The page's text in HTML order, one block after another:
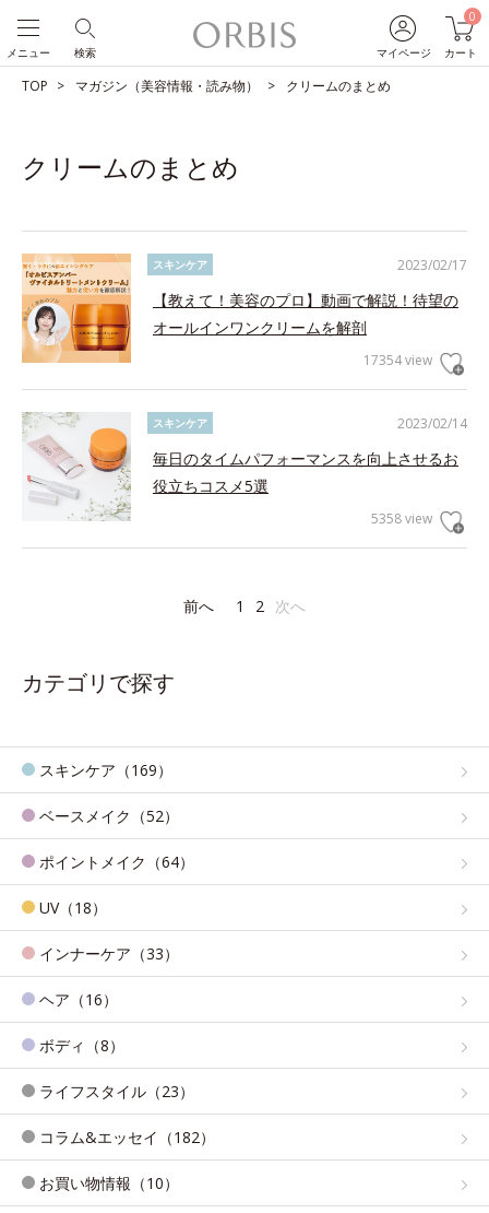
マイページ
0
カート
検索
メニュー
TOP マガジン（美容情報・読み物） クリームのまとめ
クリームのまとめ
2023/02/17
スキンケア
【教えて！美容のプロ】動画で解説！待望の
オールインワンクリームを解剖
17354 view
2023/02/14
スキンケア
毎日のタイムパフォーマンスを向上させるお
役立ちコスメ5選
5358 view
前へ 1 2 次へ
カテゴリで探す
スキンケア（169）
ベースメイク（52）
ポイントメイク（64）
UV（18）
インナーケア（33）
ヘア（16）
ボディ（8）
ライフスタイル（23）
コラム&エッセイ（182）
お買い物情報（10）